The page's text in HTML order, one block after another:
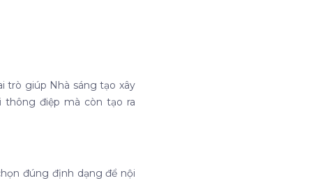
trò giúp Nhà sáng tạo xây
điệp mà còn tạo ra
đúng định dạng để nội